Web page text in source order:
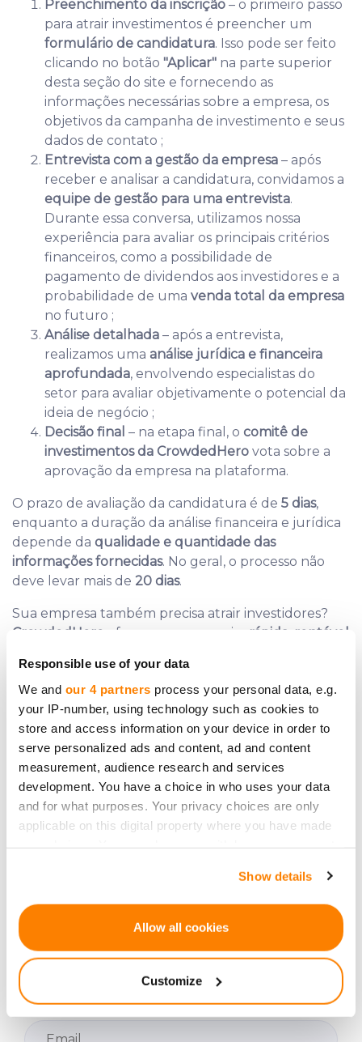
Responsible use of your data
We and our 4 partners process your personal data, e.g.
your IP-number, using technology such as cookies to
store and access information on your device in order to
serve personalized ads and content, ad and content
measurement, audience research and services
development. You have a choice in who uses your data
and for what purposes. Your privacy choices are only
applicable on this digital property where you have made
If you allow, we would also like to:
location which can be accurate to within several
Identify your device by actively scanning it for
specific characteristics (fingerprinting)
Show details
Allow all cookies
Customize
Preenchimento da inscrição – o primeiro passo
para atrair investimentos é preencher um
formulário de candidatura. Isso pode ser feito
clicando no botão "Aplicar" na parte superior
desta seção do site e fornecendo as
informações necessárias sobre a empresa, os
objetivos da campanha de investimento e seus
dados de contato ;
Entrevista com a gestão da empresa – após
receber e analisar a candidatura, convidamos a
equipe de gestão para uma entrevista.
Durante essa conversa, utilizamos nossa
experiência para avaliar os principais critérios
financeiros, como a possibilidade de
pagamento de dividendos aos investidores e a
probabilidade de uma venda total da empresa
no futuro ;
Análise detalhada – após a entrevista,
realizamos uma análise jurídica e financeira
aprofundada, envolvendo especialistas do
setor para avaliar objetivamente o potencial da
ideia de negócio ;
Decisão final – na etapa final, o comitê de
investimentos da CrowdedHero vota sobre a
aprovação da empresa na plataforma.
O prazo de avaliação da candidatura é de 5 dias,
enquanto a duração da análise financeira e jurídica
depende da qualidade e quantidade das
informações fornecidas. No geral, o processo não
deve levar mais de 20 dias.
Sua empresa também precisa atrair investidores?
CrowdedHero
oferece uma maneira
rápida, rentável
candidaturae entraremos em contato em breve!
Precisa de ajuda adicional?
Contacte-nos.
Seja o primeiro a saber
sobre novas
oportunidades de
investimento.